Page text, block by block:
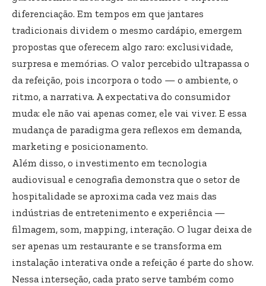
diferenciação. Em tempos em que jantares
tradicionais dividem o mesmo cardápio, emergem
propostas que oferecem algo raro: exclusividade,
surpresa e memórias. O valor percebido ultrapassa o
da refeição, pois incorpora o todo — o ambiente, o
ritmo, a narrativa. A expectativa do consumidor
muda: ele não vai apenas comer, ele vai viver. E essa
mudança de paradigma gera reflexos em demanda,
marketing e posicionamento.
Além disso, o investimento em tecnologia
audiovisual e cenografia demonstra que o setor de
hospitalidade se aproxima cada vez mais das
indústrias de entretenimento e experiência —
filmagem, som, mapping, interação. O lugar deixa de
ser apenas um restaurante e se transforma em
instalação interativa onde a refeição é parte do show.
Nessa interseção, cada prato serve também como